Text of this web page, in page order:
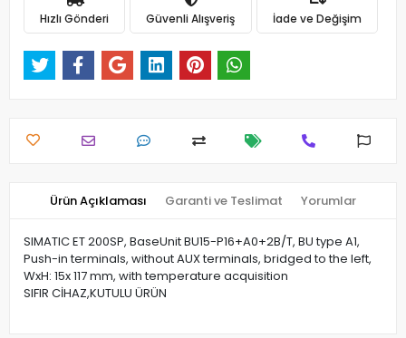
Hızlı Gönderi Güvenli Alışveriş İade ve Değişim
Ürün Açıklaması Garanti ve Teslimat Yorumlar
SIMATIC ET 200SP, BaseUnit BU15-P16+A0+2B/T, BU type A1,
Push-in terminals, without AUX terminals, bridged to the left,
WxH: 15x 117 mm, with temperature acquisition
SIFIR CİHAZ,KUTULU ÜRÜN